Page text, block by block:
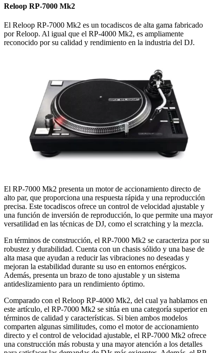
Reloop RP-7000 Mk2
El Reloop RP-7000 Mk2 es un tocadiscos de alta gama fabricado
por Reloop. Al igual que el RP-4000 Mk2, es ampliamente
reconocido por su calidad y rendimiento en la industria del DJ.
El RP-7000 Mk2 presenta un motor de accionamiento directo de
alto par, que proporciona una respuesta rápida y una reproducción
precisa. Este tocadiscos ofrece un control de velocidad ajustable y
una función de inversión de reproducción, lo que permite una mayor
versatilidad en las técnicas de DJ, como el scratching y la mezcla.
En términos de construcción, el RP-7000 Mk2 se caracteriza por su
robustez y durabilidad. Cuenta con un chasis sólido y una base de
alta masa que ayudan a reducir las vibraciones no deseadas y
mejoran la estabilidad durante su uso en entornos enérgicos.
Además, presenta un brazo de tono ajustable y un sistema
antideslizamiento para un rendimiento óptimo.
Comparado con el Reloop RP-4000 Mk2, del cual ya hablamos en
este artículo, el RP-7000 Mk2 se sitúa en una categoría superior en
términos de calidad y características. Si bien ambos modelos
comparten algunas similitudes, como el motor de accionamiento
directo y el control de velocidad ajustable, el RP-7000 Mk2 ofrece
una construcción más robusta y una mayor atención a los detalles